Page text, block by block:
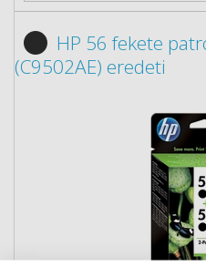
HP 56 fekete
(C9502AE) eredeti